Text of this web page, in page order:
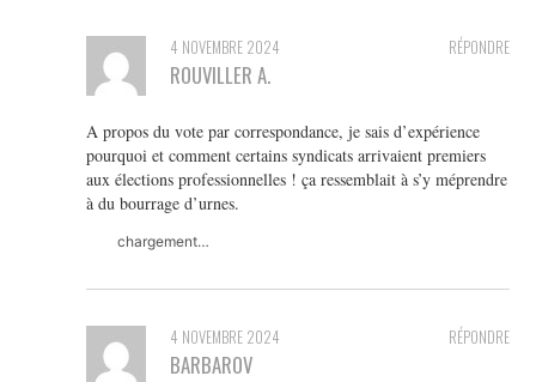
RÉPONDRE
4 NOVEMBRE 2024
ROUVILLER A.
A propos du vote par correspondance, je sais d’expérience
pourquoi et comment certains syndicats arrivaient premiers
aux élections professionnelles ! ça ressemblait à s’y méprendre
à du bourrage d’urnes.
chargement…
RÉPONDRE
4 NOVEMBRE 2024
BARBAROV